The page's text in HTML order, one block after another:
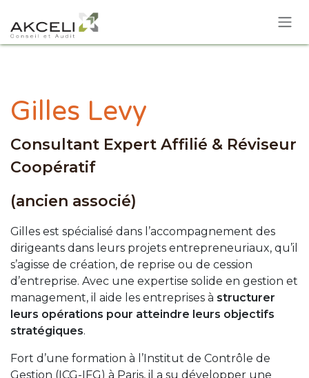
Gilles Levy
Consultant Expert Affilié & Réviseur
Coopératif
(ancien associé)
Gilles est spécialisé dans l’accompagnement des
dirigeants dans leurs projets entrepreneuriaux, qu’il
s’agisse de création, de reprise ou de cession
d’entreprise. Avec une expertise solide en gestion et
management, il aide les entreprises à structurer
leurs opérations pour atteindre leurs objectifs
stratégiques.
Fort d’une formation à l’Institut de Contrôle de
Gestion (ICG-IFG) à Paris, il a su développer une